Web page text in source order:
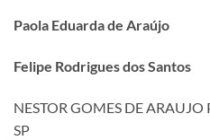
Paola Eduarda de Araújo
Felipe Rodrigues dos Santos
NESTOR GOMES DE
SP